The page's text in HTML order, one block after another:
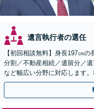
遺言執行者の選任
【初回相談無料】身長197㎝
分割／不動産相続／遺留分／
など幅広い分野に対応します
携【出張相談】【夜間・休日